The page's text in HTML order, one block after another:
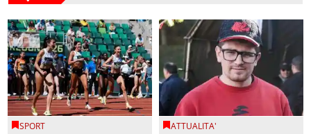
SPORT ATTUALITA'